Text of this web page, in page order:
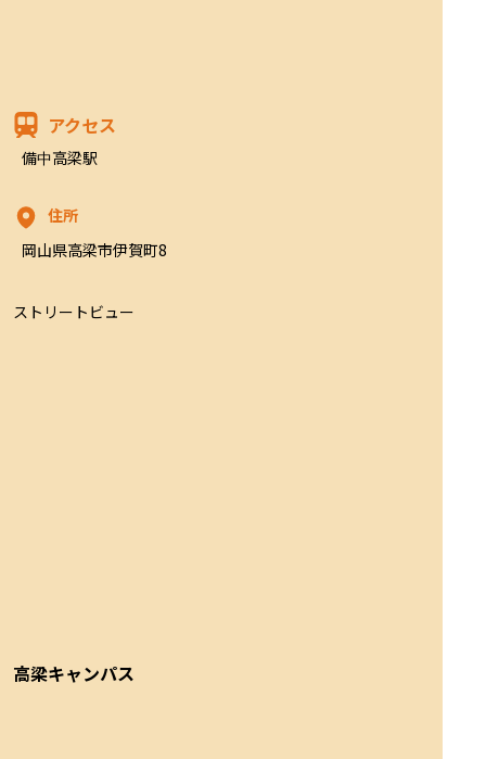
アクセス
備中高梁駅
住所
岡山県高梁市伊賀町8
ストリートビュー
高梁キャンパス